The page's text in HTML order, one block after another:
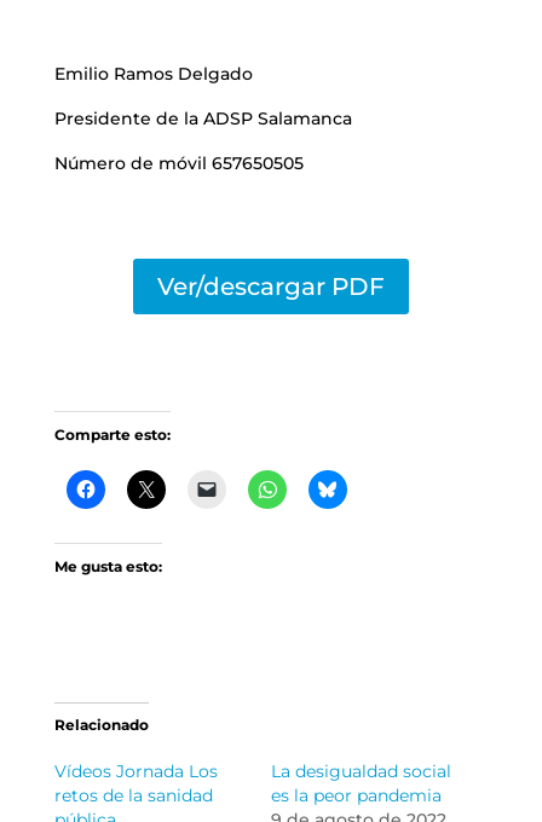
Emilio Ramos Delgado
Presidente de la ADSP Salamanca
Número de móvil 657650505
Ver/descargar PDF
Comparte esto:
Me gusta esto:
Relacionado
Vídeos Jornada Los
retos de la sanidad
La desigualdad social
es la peor pandemia